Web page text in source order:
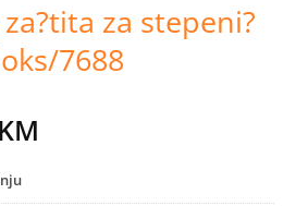
za stepeni?
7688
KM